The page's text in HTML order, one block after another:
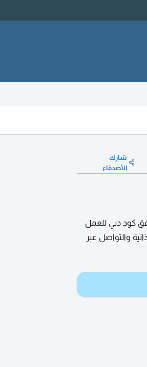
شارك
الأصدقاء
كود دبي للعمل
والتواصل عبر